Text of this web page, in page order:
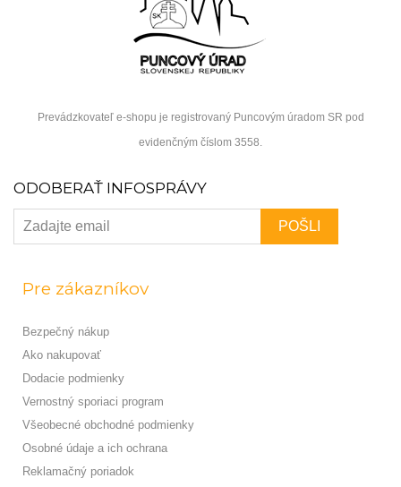
Prevádzkovateľ e-shopu je registrovaný Puncovým úradom SR pod
evidenčným číslom 3558.
ODOBERAŤ INFOSPRÁVY
Pre zákazníkov
Bezpečný nákup
Ako nakupovať
Dodacie podmienky
Vernostný sporiaci program
Všeobecné obchodné podmienky
Osobné údaje a ich ochrana
Reklamačný poriadok